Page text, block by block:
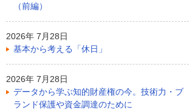
（前編）
2026年 7月28日
基本から考える「休日」
2026年 7月28日
データから学ぶ知的財産権の今。技術力・ブ
ランド保護や資金調達のために